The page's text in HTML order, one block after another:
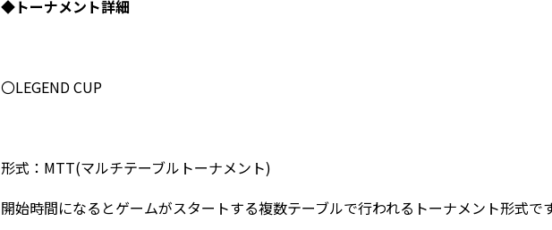
◆トーナメント詳細
〇LEGEND CUP
形式： MTT(マルチテーブルトーナメント)
開始時間になるとゲームがスタートする複数テーブルで行われるトーナメント形式で